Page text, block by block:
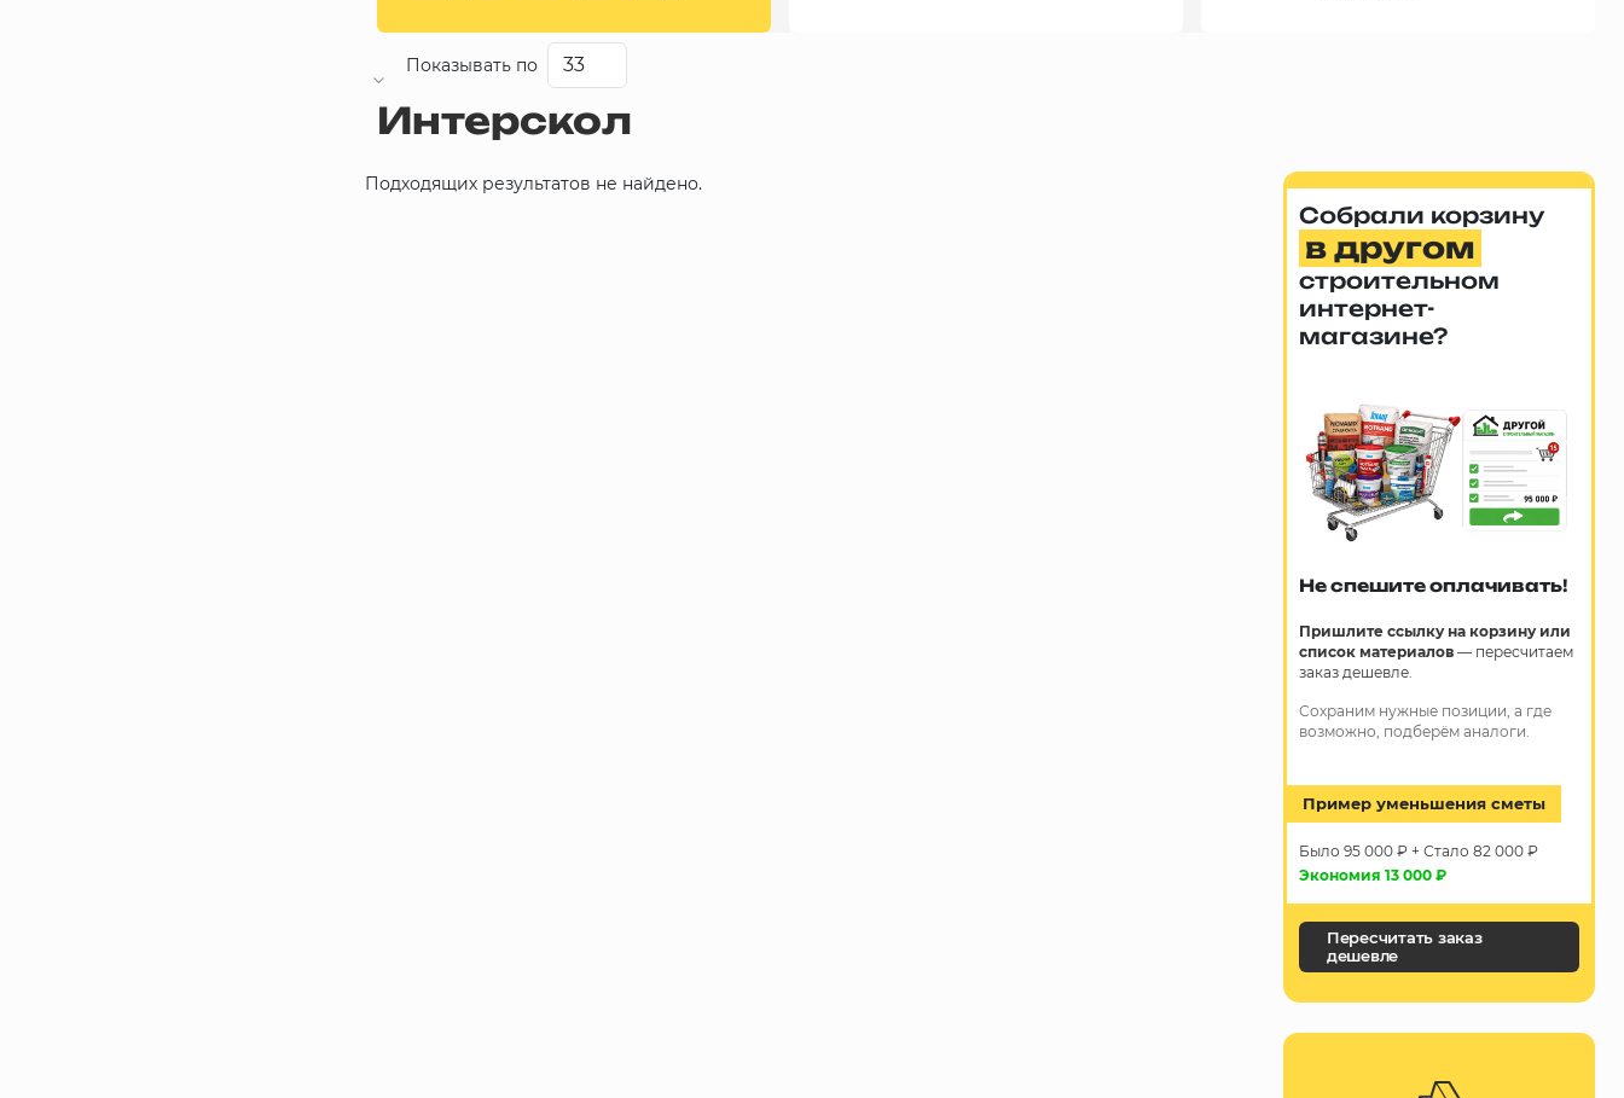
Со скидкой
Дешевые
Показывать по
Интерскол
Подходящих результатов не найдено.
Собрали корзину
в другом
строительном
интернет-
магазине?
Не спешите оплачивать!
Пришлите ссылку на корзину или
список материалов — пересчитаем
заказ дешевле.
Сохраним нужные позиции, а где
возможно, подберём аналоги.
Пример уменьшения сметы
Было 95 000 ₽ + Стало 82 000 ₽
Экономия 13 000 ₽
Пересчитать заказ
дешевле